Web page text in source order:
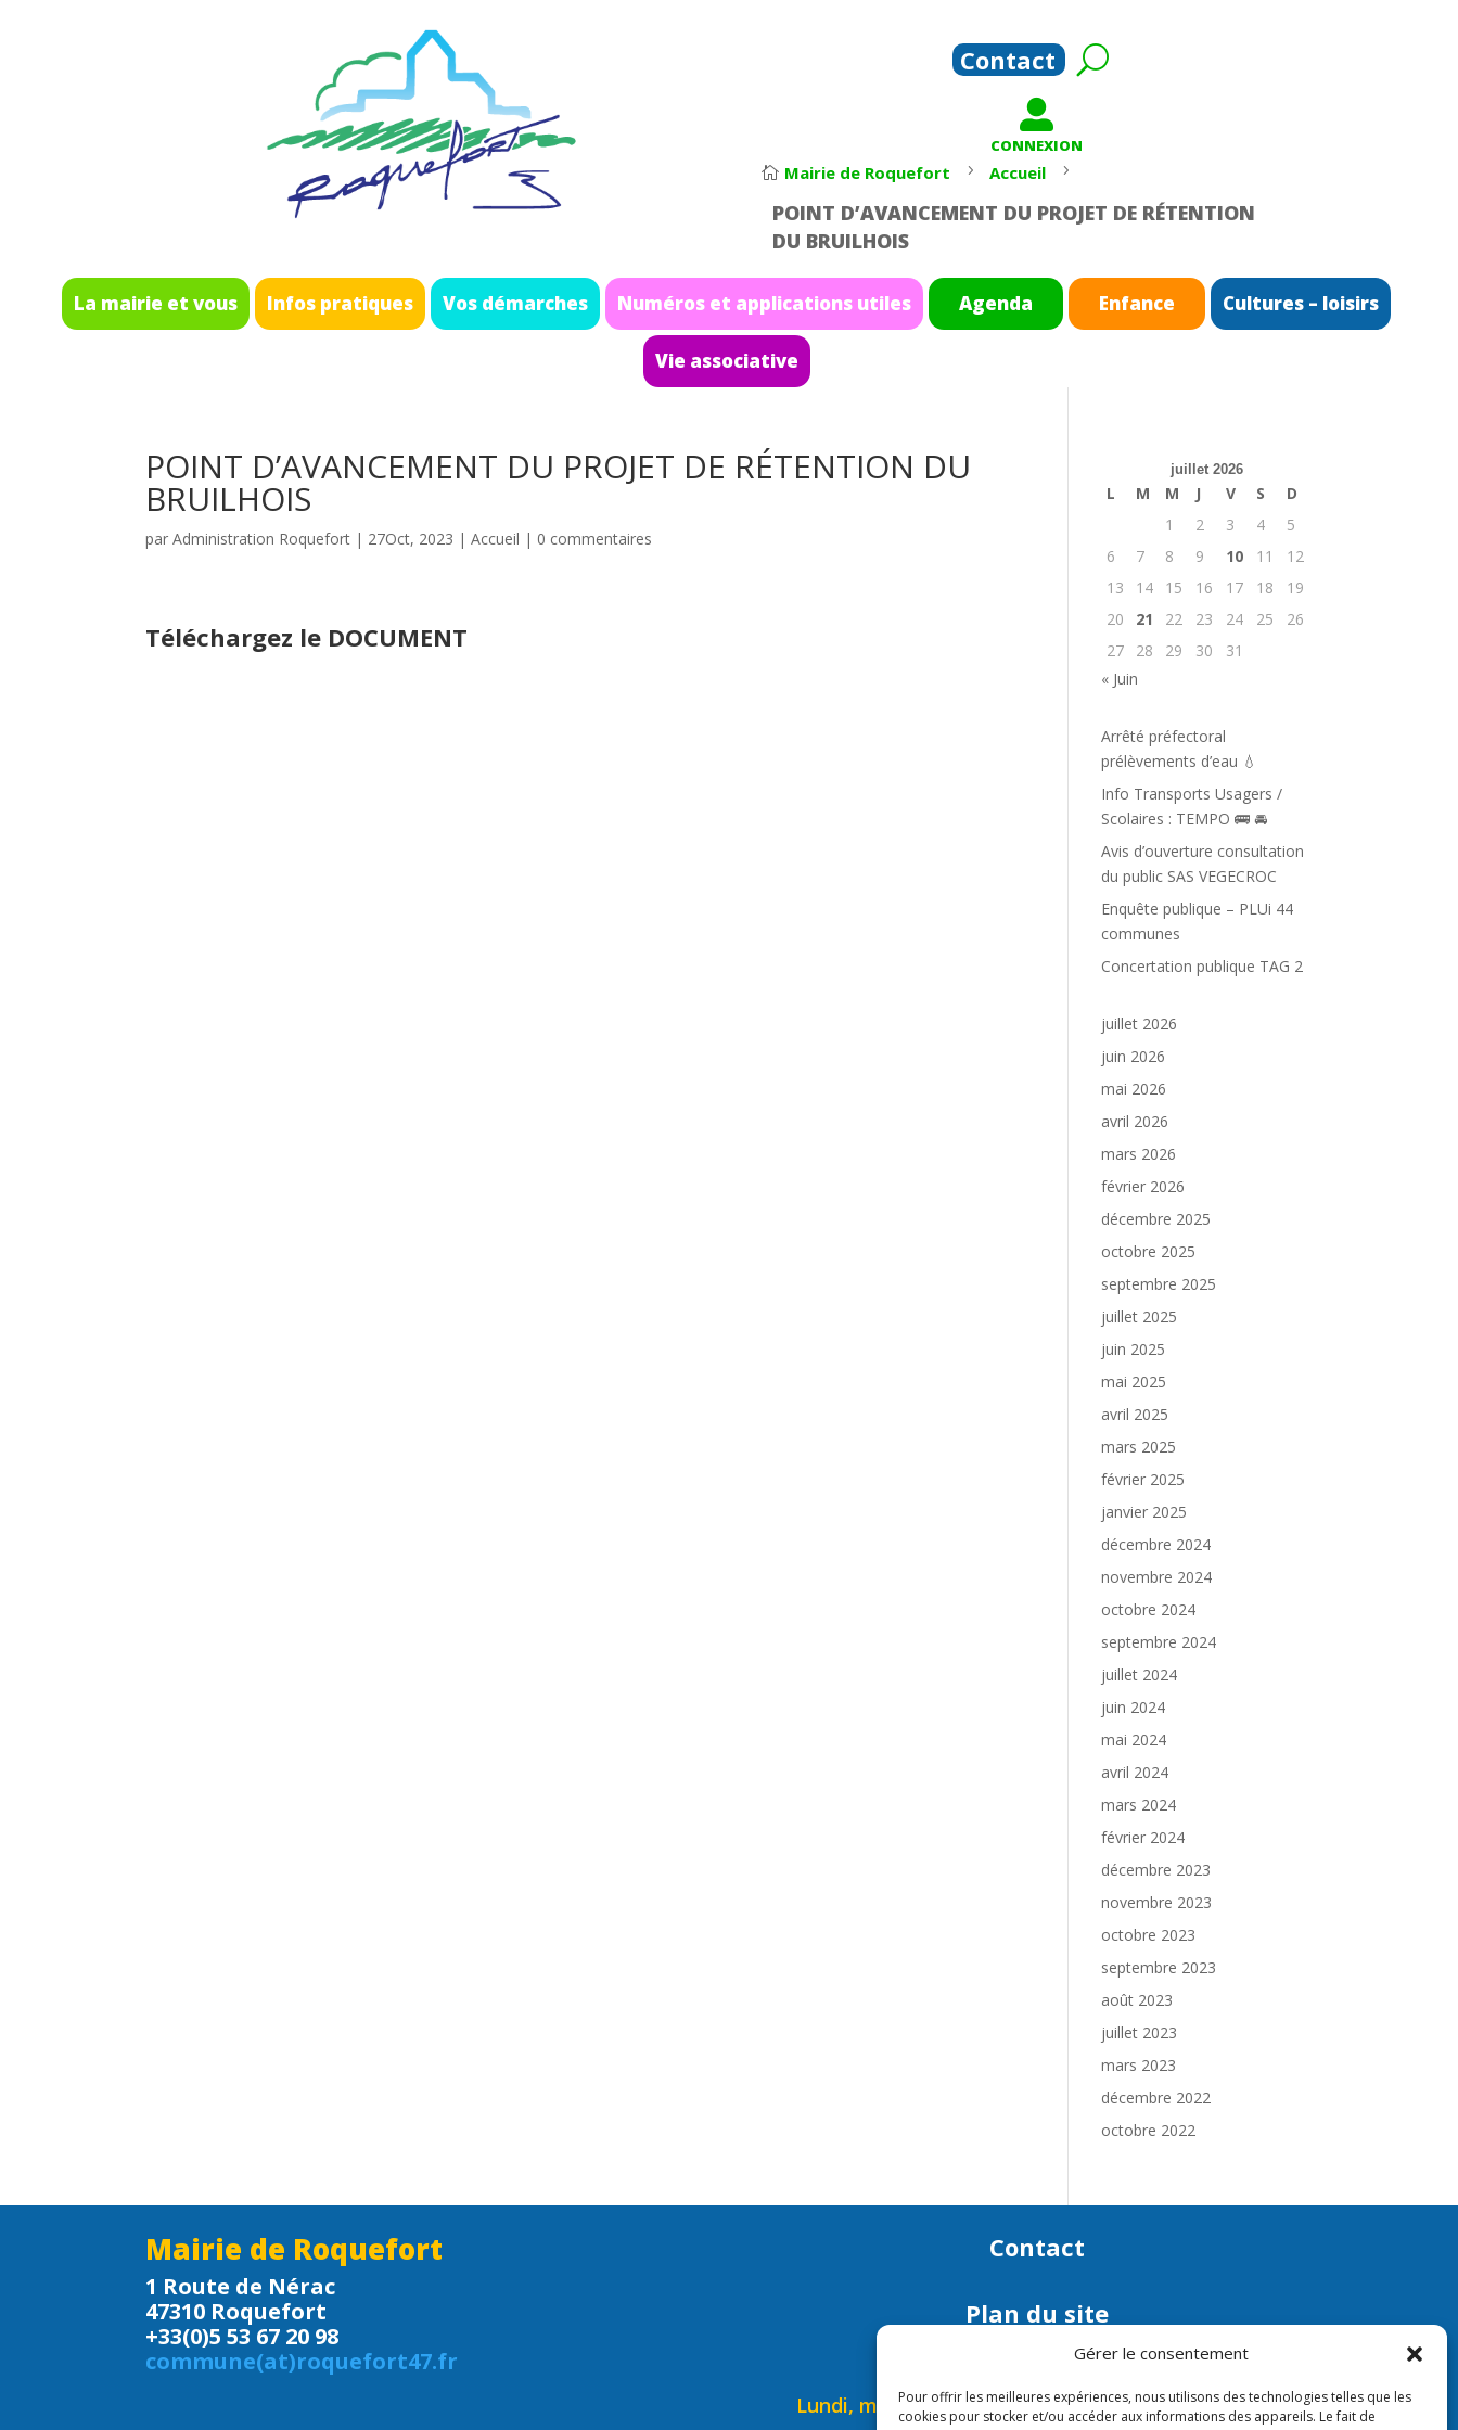
Gérer le consentement
Pour offrir les meilleures expériences, nous utilisons des technologies telles que les
cookies pour stocker et/ou accéder aux informations des appareils. Le fait de
Contact

CONNEXION
 Mairie de Roquefort 5 Accueil 5
POINT D’AVANCEMENT DU PROJET DE RÉTENTION
DU BRUILHOIS
La mairie et vous Infos pratiques Vos démarches Numéros et applications utiles Agenda Enfance Cultures – loisirs
Vie associative
POINT D’AVANCEMENT DU PROJET DE RÉTENTION DU
BRUILHOIS
parAdministration Roquefort | 27Oct, 2023 |Accueil | 0 commentaires
Téléchargez le DOCUMENT
juillet 2026
L M M J V S
D
1
2 3 4
5
6
7 8 9 10 11
12
13
14 15 16 17 18
19
20
21 22 23 24 25
26
27
28 29 30
31
« Juin
Arrêté préfectoral
prélèvements d’eau 💧
Info Transports Usagers /
Scolaires : TEMPO 🚌 🚘️
Avis d’ouverture consultation
du public SAS VEGECROC
Enquête publique – PLUi 44
communes
Concertation publique TAG 2
juillet 2026
juin 2026
mai 2026
avril 2026
mars 2026
février 2026
décembre 2025
octobre 2025
septembre 2025
juillet 2025
juin 2025
mai 2025
avril 2025
mars 2025
février 2025
janvier 2025
décembre 2024
novembre 2024
octobre 2024
septembre 2024
juillet 2024
juin 2024
mai 2024
avril 2024
mars 2024
février 2024
décembre 2023
novembre 2023
octobre 2023
septembre 2023
août 2023
juillet 2023
mars 2023
décembre 2022
octobre 2022
Mairie de Roquefort
1 Route de Nérac
47310 Roquefort
+33(0)5 53 67 20 98
commune(at)roquefort47.fr
Contact
Plan du site
Lundi, mardi, mercredi, jeudi et vendredi : 9h – 12h